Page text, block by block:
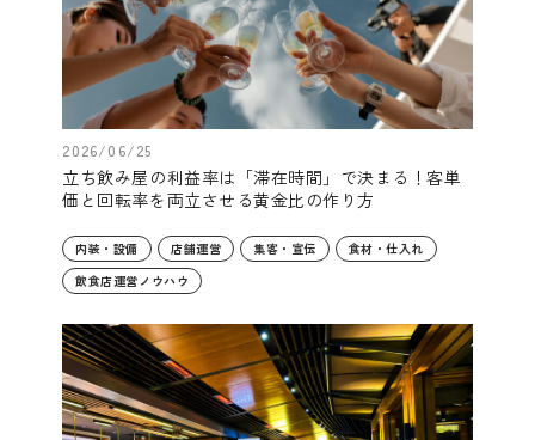
2026/06/25
立ち飲み屋の利益率は「滞在時間」で決まる！客単
価と回転率を両立させる黄金比の作り方
内装・設備 店舗運営 集客・宣伝
食材・仕入れ
飲食店運営ノウハウ